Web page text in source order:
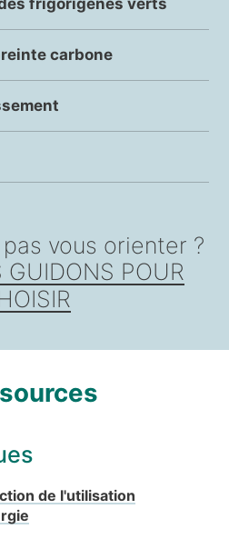
frigorigènes verts
carbone
vous orienter ?
GUIDONS POUR
de l'utilisation